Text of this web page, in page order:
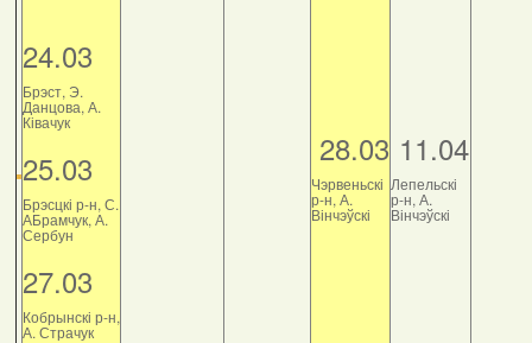
24.03
Брэст, Э.
Данцова, А.
Ківачук
25.03
Брэсцкі р-н, С.
АБрамчук, А.
Сербун
27.03
Кобрынскі р-н,
А. Страчук
28.03
Чэрвеньскі
р-н, А.
Вінчэўскі
11.04
Лепельскі
р-н, А.
Вінчэўскі